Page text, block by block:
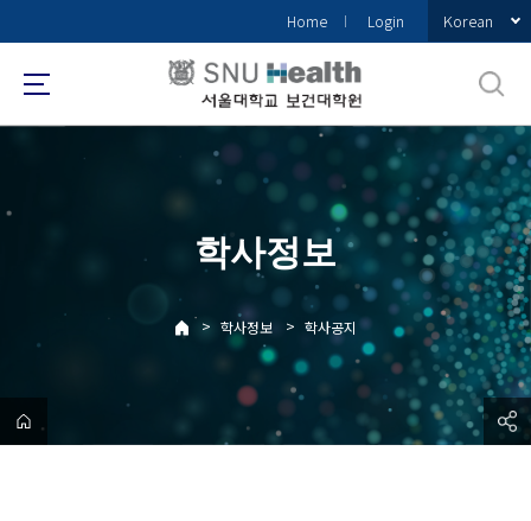
로
메
Home Login Korean
학사정보
> 학사정보 > 학사공지